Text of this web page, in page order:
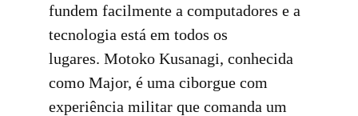
fundem facilmente a computadores e a
tecnologia está em todos os
lugares. Motoko Kusanagi, conhecida
como Major, é uma ciborgue com
experiência militar que comanda um